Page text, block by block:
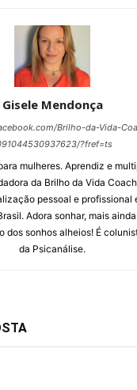
Gisele Mendonça
Brilho-da-Vida-
?fref=ts
mulheres. Aprendiz e
da Brilho da Vida
pessoal e profissional
Adora sonhar, mais
dos sonhos alheios! É
da Psicanálise.